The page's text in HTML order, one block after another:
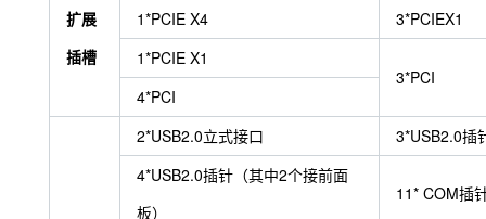
扩展
插槽
1*PCIE X4
3*PCIEX1
1*PCIE X1
3*PCI
4*PCI
2*USB2.0立式接口
3*USB2.0插
4*USB2.0插针（其中2个接前面
板）
11* COM插